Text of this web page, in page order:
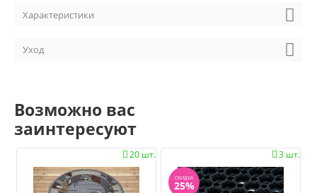
Характеристики
Уход
Возможно вас
заинтересуют
20 шт.
 3 шт.

СКИДКА
25%